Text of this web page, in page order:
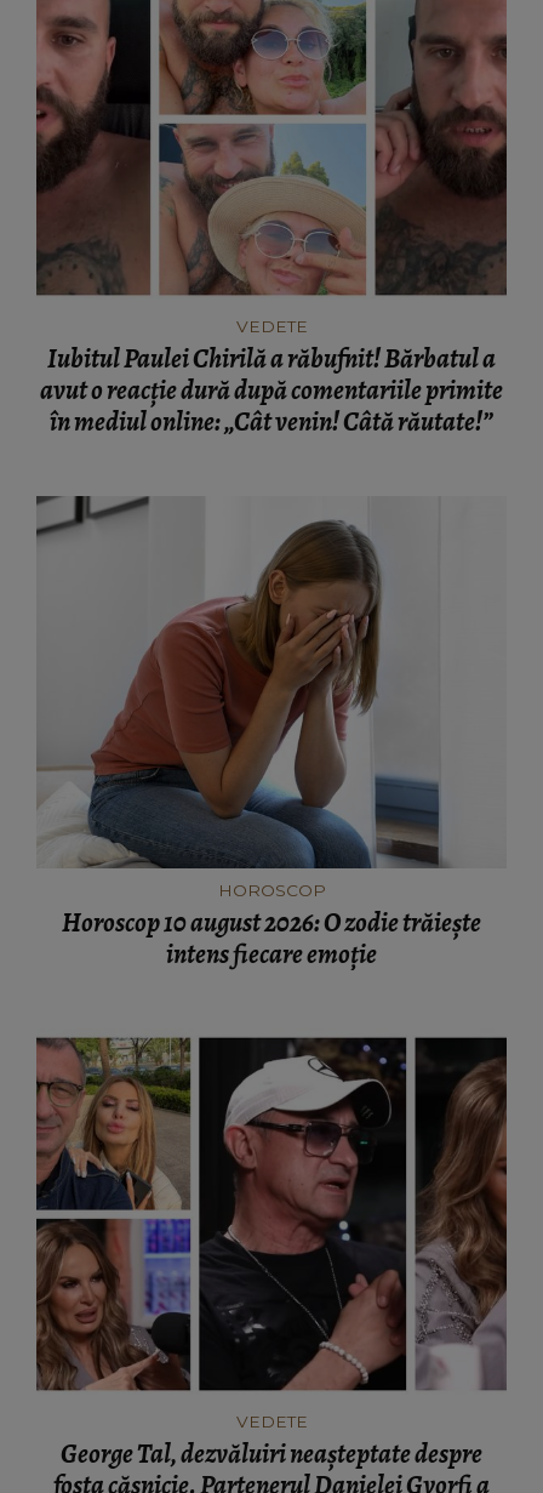
VEDETE
Iubitul Paulei Chirilă a răbufnit! Bărbatul a
avut o reacție dură după comentariile primite
în mediul online: „Cât venin! Câtă răutate!”
HOROSCOP
Horoscop 10 august 2026: O zodie trăiește
intens fiecare emoție
VEDETE
George Tal, dezvăluiri neașteptate despre